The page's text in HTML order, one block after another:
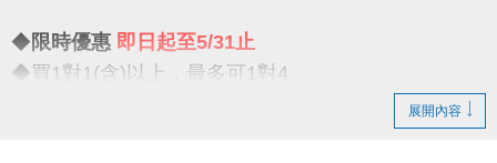
【#注意事項】
（一）報名請攜帶身分證為憑，若兩位選手年紀組別
◆限時優惠 即日起至5/31止
◆買1對1(含)以上，最多可1對4
展開內容